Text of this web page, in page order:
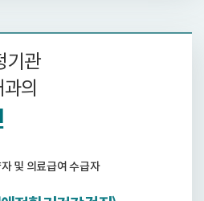
기관
의
및 의료급여 수급자